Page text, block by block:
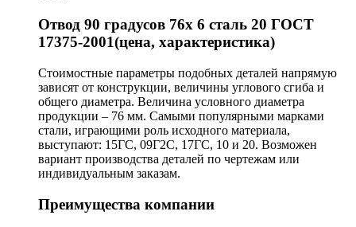
Отвод 90 градусов 76х 6 сталь 20 ГОСТ
17375-2001(цена, характеристика)
Стоимостные параметры подобных деталей напрямую
зависят от конструкции, величины углового сгиба и
общего диаметра. Величина условного диаметра
продукции – 76 мм. Самыми популярными марками
стали, играющими роль исходного материала,
выступают: 15ГС, 09Г2С, 17ГС, 10 и 20. Возможен
вариант производства деталей по чертежам или
индивидуальным заказам.
Преимущества компании